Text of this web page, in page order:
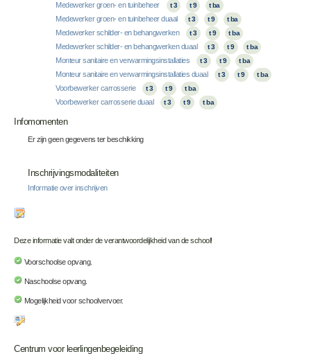
Medewerker groen- en tuinbeheer t 3 t 9 t ba
Medewerker groen- en tuinbeheer duaal t 3 t 9 t ba
Medewerker schilder- en behangwerken t 3 t 9 t ba
Medewerker schilder- en behangwerken duaal t 3 t 9 t ba
Monteur sanitaire en verwarmingsinstallaties t 3 t 9 t ba
Monteur sanitaire en verwarmingsinstallaties duaal t 3 t 9 t ba
Voorbewerker carrosserie t 3 t 9 t ba
Voorbewerker carrosserie duaal t 3 t 9 t ba
Infomomenten
Er zijn geen gegevens ter beschikking
Inschrijvingsmodaliteiten
Informatie over inschrijven
Deze informatie valt onder de verantwoordelijkheid van de school!
Voorschoolse opvang.
Naschoolse opvang.
Mogelijkheid voor schoolvervoer.
Centrum voor leerlingenbegeleiding